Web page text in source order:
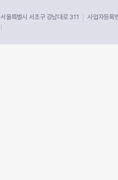
서울특별시 서초구 강남대로 311
사업자등